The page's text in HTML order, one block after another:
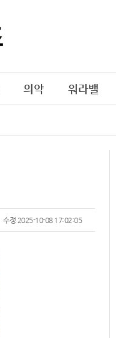
의약 워라밸
수정 2025-10-08 17:02:05